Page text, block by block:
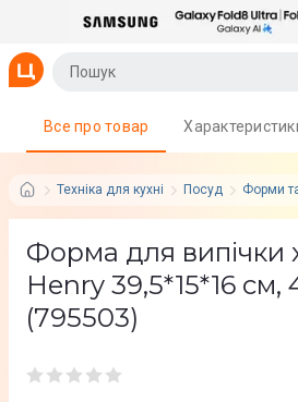
Техніка для кухні Посуд Форми
Все про товар
Форма для випічки
Henry 39,5*15*16 см,
(795503)